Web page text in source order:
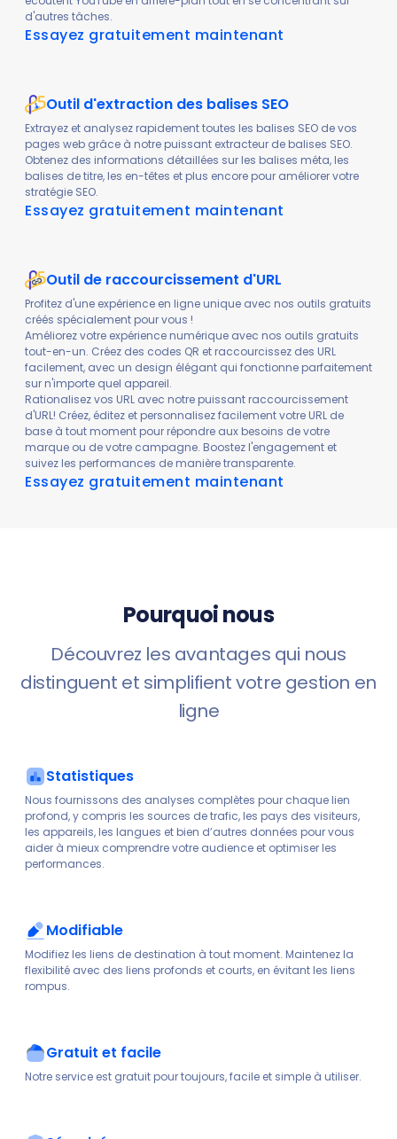
d'autres tâches.
Essayez gratuitement maintenant
Outil d'extraction des balises SEO
Extrayez et analysez rapidement toutes les balises SEO de vos
pages web grâce à notre puissant extracteur de balises SEO.
Obtenez des informations détaillées sur les balises méta, les
balises de titre, les en-têtes et plus encore pour améliorer votre
stratégie SEO.
Essayez gratuitement maintenant
Outil de raccourcissement d'URL
Profitez d'une expérience en ligne unique avec nos outils gratuits
créés spécialement pour vous !
Améliorez votre expérience numérique avec nos outils gratuits
tout-en-un. Créez des codes QR et raccourcissez des URL
facilement, avec un design élégant qui fonctionne parfaitement
sur n'importe quel appareil.
Rationalisez vos URL avec notre puissant raccourcissement
d'URL! Créez, éditez et personnalisez facilement votre URL de
base à tout moment pour répondre aux besoins de votre
marque ou de votre campagne. Boostez l'engagement et
suivez les performances de manière transparente.
Essayez gratuitement maintenant
Pourquoi nous
Découvrez les avantages qui nous
distinguent et simplifient votre gestion en
ligne
Statistiques
Nous fournissons des analyses complètes pour chaque lien
profond, y compris les sources de trafic, les pays des visiteurs,
les appareils, les langues et bien d’autres données pour vous
aider à mieux comprendre votre audience et optimiser les
performances.
Modifiable
Modifiez les liens de destination à tout moment. Maintenez la
flexibilité avec des liens profonds et courts, en évitant les liens
rompus.
Gratuit et facile
Notre service est gratuit pour toujours, facile et simple à utiliser.